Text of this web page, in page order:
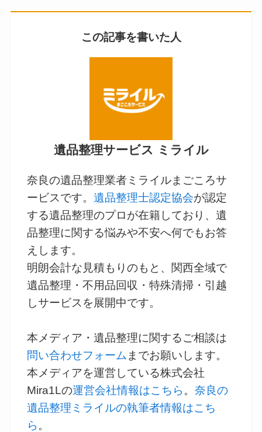
この記事を書いた人
遺品整理サービス ミライル
奈良の遺品整理業者ミライルまごころサ
ービスです。遺品整理士認定協会が認定
する遺品整理のプロが在籍しており、遺
品整理に関する悩みや不安へ何でもお答
えします。
明朗会計な見積もりのもと、関西全域で
遺品整理・不用品回収・特殊清掃・引越
しサービスを展開中です。
本メディア・遺品整理に関するご相談は
問い合わせフォーム までお願いします。
本メディアを運営している株式会社
Mira1Lの運営会社情報はこちら 。奈良の
遺品整理ミライルの執筆者情報はこち
ら 。